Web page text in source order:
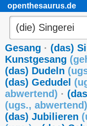
openthesaurus.de
Gesang · (das)
Kunstgesang (
(das) Dudeln (
(das) Gedudel (
abwertend) ·
(ugs., abwertend)
(das) Jubilieren (